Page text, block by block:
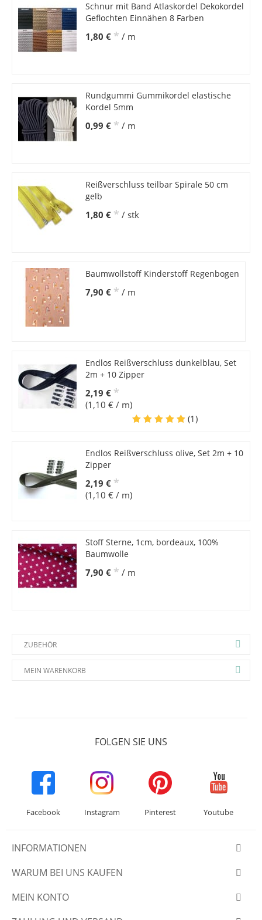
Schnur mit Band Atlaskordel Dekokordel
Geflochten Einnähen 8 Farben
1,80 € * / m
Rundgummi Gummikordel elastische
Kordel 5mm
0,99 € * / m
Reißverschluss teilbar Spirale 50 cm
gelb
1,80 € * / stk
Baumwollstoff Kinderstoff Regenbogen
7,90 € * / m
Endlos Reißverschluss dunkelblau, Set
2m + 10 Zipper
2,19 € *
(1,10 € / m)
(1)
Endlos Reißverschluss olive, Set 2m + 10
Zipper
2,19 € *
(1,10 € / m)
Stoff Sterne, 1cm, bordeaux, 100%
Baumwolle
7,90 € * / m
ZUBEHÖR
MEIN WARENKORB
FOLGEN SIE UNS
Facebook Instagram Pinterest Youtube
INFORMATIONEN
WARUM BEI UNS KAUFEN
MEIN KONTO